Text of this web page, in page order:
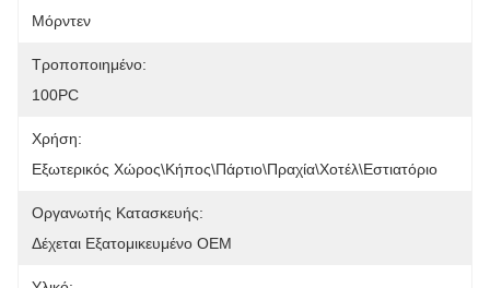
Μόρντεν
Τροποποιημένο:
100PC
Χρήση:
Εξωτερικός Χώρος\Κήπος\Πάρτιο\Πραχία\Χοτέλ\Εστιατόριο
Οργανωτής Κατασκευής:
Δέχεται Εξατομικευμένο OEM